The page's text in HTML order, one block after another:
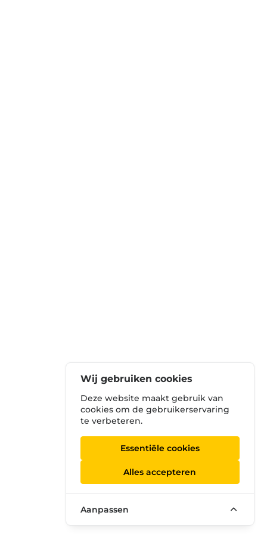
Wij gebruiken cookies
Deze website maakt gebruik van
cookies om de gebruikerservaring
te verbeteren.
Essentiële cookies
Alles accepteren
Aanpassen